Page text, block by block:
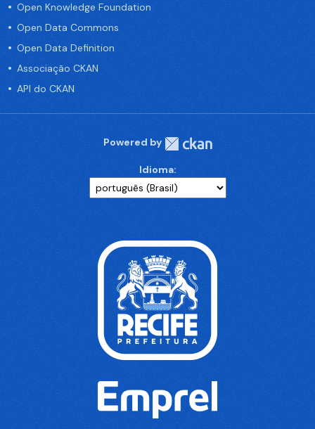
Open Knowledge Foundation
Open Data Commons
Open Data Definition
Associação CKAN
API do CKAN
Powered by
Idioma